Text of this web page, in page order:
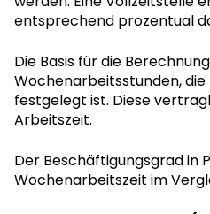
entsprechend prozentual
Die Basis für die
Wochenarbeitsstunden,
festgelegt ist. Diese
Arbeitszeit.
Der Beschäftigungsgrad in
Wochenarbeitszeit im